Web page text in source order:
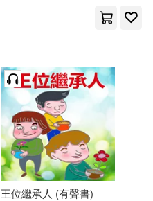
王位繼承人 (有聲書)